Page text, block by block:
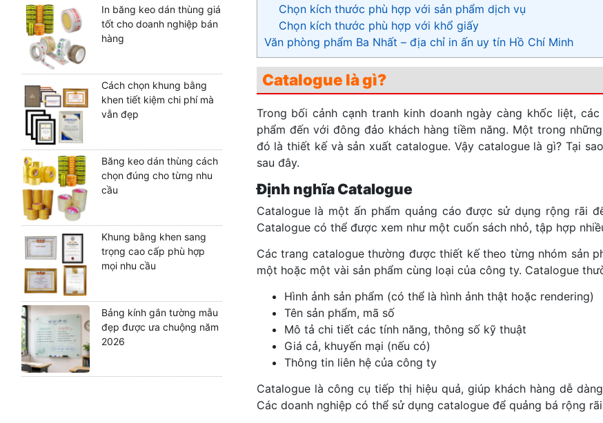
In băng keo dán thùng giá
tốt cho doanh nghiệp bán
hàng
Cách chọn khung bằng
khen tiết kiệm chi phí mà
vẫn đẹp
Băng keo dán thùng cách
chọn đúng cho từng nhu
cầu
Khung bằng khen sang
trọng cao cấp phù hợp
mọi nhu cầu
Bảng kính gắn tường mẫu
đẹp được ưa chuộng năm
2026
Chọn kích thước phù hợp với sản phẩm dịch vụ
Chọn kích thước phù hợp với khổ giấy
Văn phòng phẩm Ba Nhất – địa chỉ in ấn uy tín Hồ Chí Minh
Catalogue là gì?
Trong bối cảnh cạnh tranh kinh doanh ngày càng khốc liệt,
phẩm đến với đông đảo khách hàng tiềm năng. Một trong
đó là thiết kế và sản xuất catalogue. Vậy catalogue là gì? Tại
sau đây.
Định nghĩa Catalogue
Catalogue là một ấn phẩm quảng cáo được sử dụng rộng rãi
Catalogue có thể được xem như một cuốn sách nhỏ, tập hợp
Các trang catalogue thường được thiết kế theo từng nhóm sản
một hoặc một vài sản phẩm cùng loại của công ty. Catalogue
Hình ảnh sản phẩm (có thể là hình ảnh thật hoặc rendering)
Tên sản phẩm, mã số
Mô tả chi tiết các tính năng, thông số kỹ thuật
Giá cả, khuyến mại (nếu có)
Thông tin liên hệ của công ty
Catalogue là công cụ tiếp thị hiệu quả, giúp khách hàng dễ
Các doanh nghiệp có thể sử dụng catalogue để quảng bá rộng